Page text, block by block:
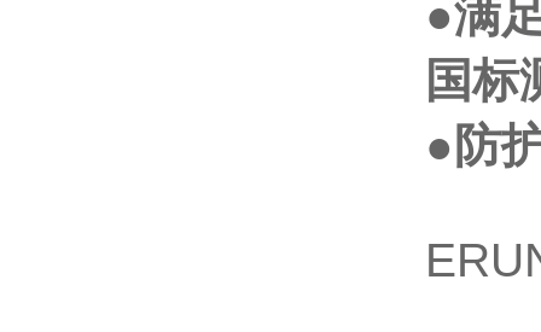
●满
国标
● 防